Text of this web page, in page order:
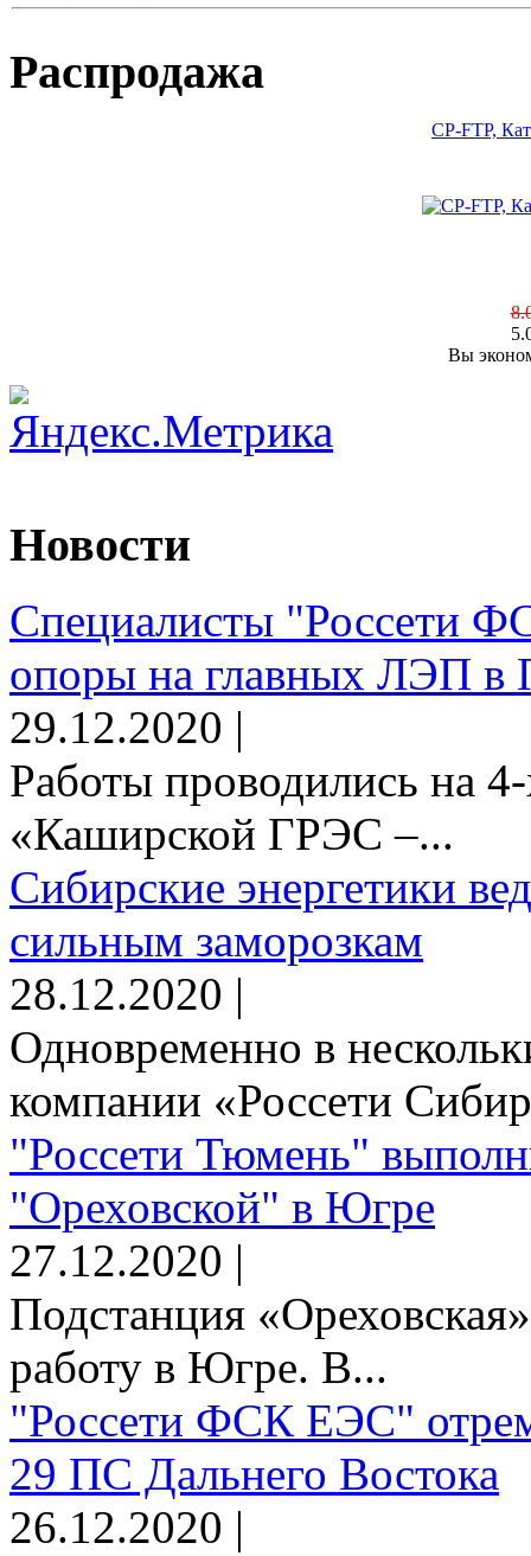
Распродажа
CP-FTP,
Вы
Новости
Специалисты "Россети
опоры на главных ЛЭП в
29.12.2020 |
Работы проводились на
«Каширской ГРЭС –...
Сибирские энергетики
сильным заморозкам
28.12.2020 |
Одновременно в
компании «Россети
"Россети Тюмень"
"Ореховской" в Югре
27.12.2020 |
Подстанция
работу в Югре. В...
"Россети ФСК ЕЭС"
29 ПС Дальнего Востока
26.12.2020 |